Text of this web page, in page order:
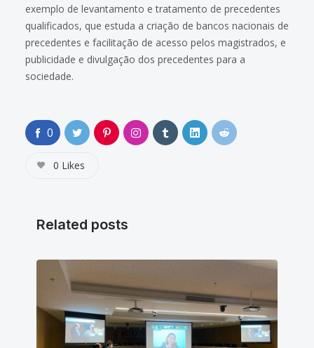
exemplo de levantamento e tratamento de precedentes
qualificados, que estuda a criação de bancos nacionais de
precedentes e facilitação de acesso pelos magistrados, e
publicidade e divulgação dos precedentes para a
sociedade.
0
0 Likes
Related posts